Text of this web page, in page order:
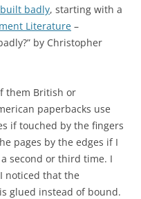
badly, starting with a
Literature –
by Christopher
them British or
paperbacks use
if touched by the fingers
pages by the edges if I
second or third time. I
noticed that the
is glued instead of bound.